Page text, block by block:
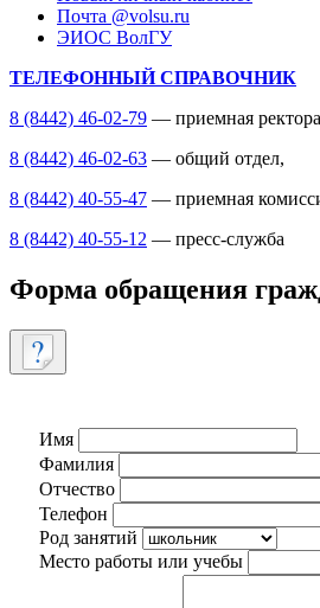
Почта @volsu.ru
ЭИОС ВолГУ
ТЕЛЕФОННЫЙ СПРАВОЧНИК
8 (8442) 46-02-79 — приемная
8 (8442) 46-02-63 — общий отдел,
8 (8442) 40-55-47 — приемная
8 (8442) 40-55-12 — пресс-служба
Форма обращения
Имя
Фамилия
Отчество
Телефон
Род занятий
Место работы или учебы